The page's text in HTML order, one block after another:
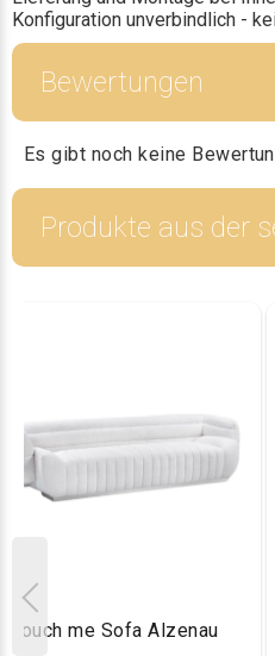
Konfiguration unverbindlich -
Bewertungen
Es gibt noch keine
Produkte aus der
Touch me Sofa Alzenau